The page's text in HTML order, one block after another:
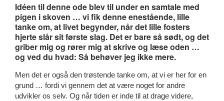
Idéen til denne ode blev til under en samtale med
pigen i skoven … vi fik denne enestående, lille
tanke om, at livet begynder, når det lille fosters
hjerte slår sit første slag. Det er bare så sødt, og det
griber mig og rører mig at skrive og læse oden …
og ved du hvad: Så behøver jeg ikke mere.
Men det er også den trøstende tanke om, at vi er her for en
grund … fordi vi gennem det at være noget for andre
udvikler os selv. Og når tiden er inde til at drage videre,